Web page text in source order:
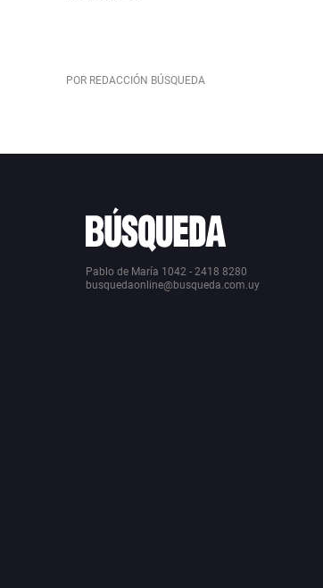
POR REDACCIÓN BÚSQUEDA
Pablo de María 1042 - 2418 8280
busquedaonline@busqueda.com.uy